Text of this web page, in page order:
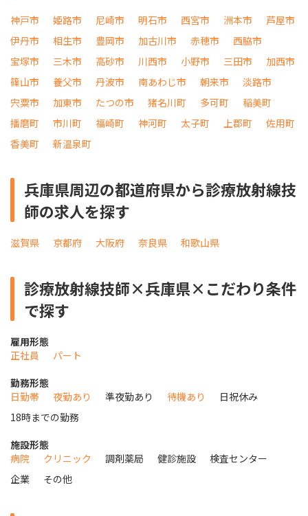
神戸市 姫路市 尼崎市 明石市 西宮市 洲本市
芦屋市
伊丹市
相生市 豊岡市 加古川市 赤穂市
西脇市
宝塚市
三木市 高砂市 川西市 小野市 三田市
加西市
篠山市
養父市 丹波市 南あわじ市 朝来市
淡路市
宍粟市
加東市 たつの市 猪名川町 多可町
稲美町
播磨町
市川町 福崎町 神河町 太子町 上郡町
佐用町
香美町
新温泉町
兵庫県周辺の都道府県から診療放射線技
師の求人を探す
滋賀県 京都府 大阪府 奈良県 和歌山県
診療放射線技師×兵庫県×こだわり条件
で探す
雇用形態
正社員
パート
勤務形態
日勤帯
夜勤あり 準夜勤あり 待機あり
日祝休み
18時までの勤務
施設形態
病院
クリニック 調剤薬局 健診施設
検査センター
企業
その他